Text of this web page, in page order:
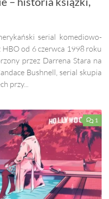
serial komediowo-
od 6 czerwca 1998 roku
przez Darrena Stara na
Bushnell, serial skupia
przy...
1